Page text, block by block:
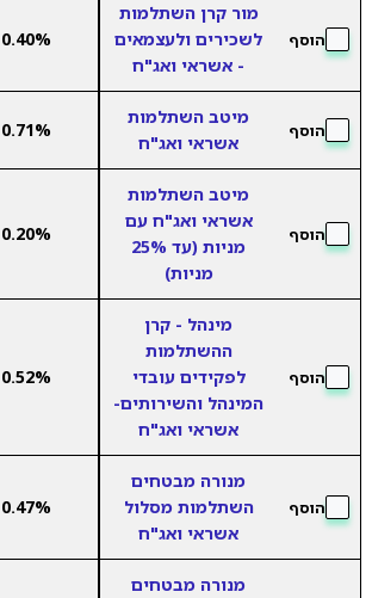
הוסף
מור קרן השתלמות
לשכירים ולעצמאים
- אשראי ואג"ח
0.40%
הוסף
מיטב השתלמות
אשראי ואג"ח
0.71%
הוסף
מיטב השתלמות
אשראי ואג"ח עם
מניות (עד 25%
מניות)
0.20%
הוסף
מינהל - קרן
ההשתלמות
לפקידים עובדי
המינהל והשירותים-
אשראי ואג"ח
0.52%
הוסף
מנורה מבטחים
השתלמות מסלול
אשראי ואג"ח
0.47%
מנורה מבטחים